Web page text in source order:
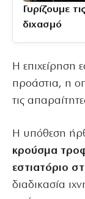
Γυρίζουμε
διχασμό
Η επιχείρηση
προάστια, η
τις
Η υπόθεση
κρούσμα
εστιατόριο
διαδικασία